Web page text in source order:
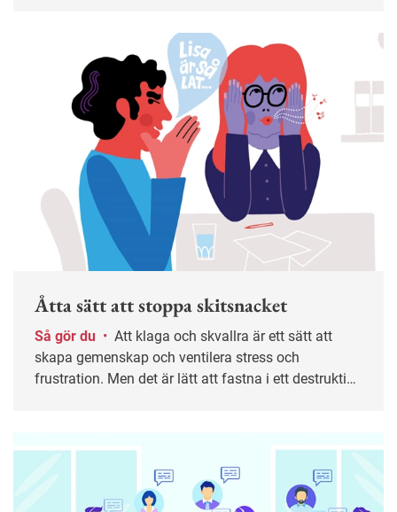
Åtta sätt att stoppa skitsnacket
Så gör du •
skapa gemenskap och ventilera stress och
frustration. Men det är lätt att fastna i ett destruktivt